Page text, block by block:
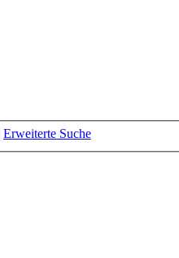
Erweiterte Suche